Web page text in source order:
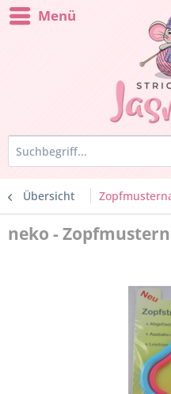
Menü
Übersicht
neko -